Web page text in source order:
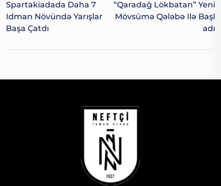
Spartakiadada Daha 7
Idman Növündə Yarışlar
Başa Çatdı
“Qaradağ Lökbatan” Yeni
Mövsümə Qələbə Ilə Başl
Adı